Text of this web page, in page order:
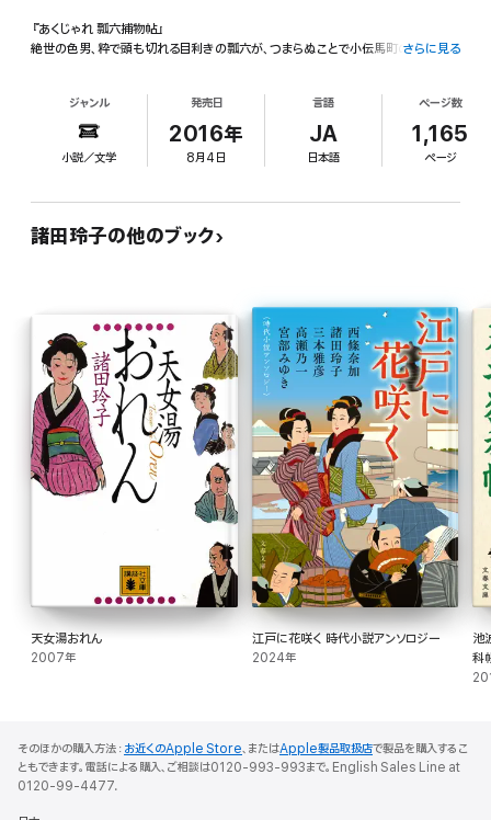
『あくじゃれ 瓢六捕物帖』
絶世の色男、粋で頭も切れる目利きの瓢六が、つまらぬことで小伝馬町の牢屋敷に
助は日限を切っての解き放ちを決める。
『こんちき あくじゃれ瓢六捕物帖』
晴れて無罪放免となった瓢六だが、お袖と熱々の平和な日々も長くは続かない。
る……!?
粋で愉快でほろりとする六篇を収録。
智恵と愛嬌を買われ駆り出されたある事件の聞き込みで、致命的なミスを犯して
自分には何かが欠けている――お袖とも離れ、重い心を抱えた瓢六は、事件の陰に
いる謎の美女を追い詰められるのか。
『再会 あくじゃれ瓢六捕物帖』
天保の大火でお袖を失い自堕落な生活をおくる色男・瓢六。
しかし老中・水野忠邦と“妖怪”鳥居耀蔵の陰謀に苦しむ人々を見ていられず、また
謎の武家女性・お奈緒の魅力に導かれるように、相棒の堅物同心・篠崎弥左衛門と
幕政の理不尽に立ち向かう。
『破落戸 あくじゃれ瓢六捕物帖』
文化人を弾圧し悪名高い「天保の改革」。
瓢六は弥左衛門やお奈緒らと陰に陽に立ち向かうが、やがて圧政者たちも決して一
枚岩ではないことに気付く。
「妖怪」こと鳥居耀蔵の裏切り、それによる水野越前守の失脚と復活。一方瓢六は勝
家の若き当主・麟太郎と親交を深める。
さらに見る
ジャンル
小説／文学
発売日
2016年
8月4日
言語
JA
日本語
ページ数
1,165
ページ
諸田玲子の他のブック
天女湯おれん
2007年
江戸に花咲く 時代小説アンソロジー
2024年
池
科
そのほかの購入方法： お近くのApple Store、またはApple製品取扱店で製品を購入するこ
ともできます。電話による購入、ご相談は0120-993-993まで。English Sales Line at
0120-99-4477.